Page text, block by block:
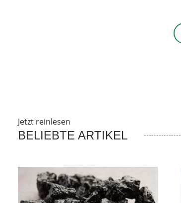
Jetzt reinlesen
BELIEBTE ARTIKEL